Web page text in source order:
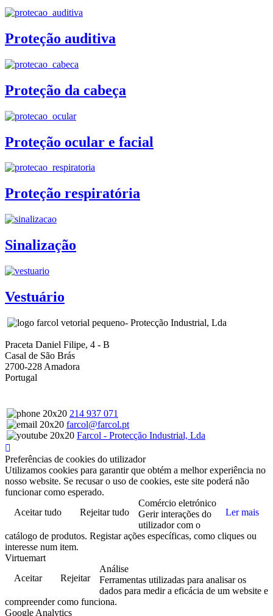
Proteção auditiva
Proteção da cabeça
Proteção ocular e facial
Proteção respiratória
Sinalização
Vestuário
- Protecção Industrial, Lda
Praceta Daniel Filipe, 4 - B
Casal de São Brás
2700-228 Amadora
Portugal
214 937 071
farcol@farcol.pt
Farcol - Protecção Industrial, Lda
Preferências de cookies do utilizador
Utilizamos cookies para garantir que obtém a melhor experiência no
nosso website. Se recusar o uso de cookies, este site poderá não
funcionar como esperado.
Aceitar tudo
Rejeitar tudo Ler mais
Comércio eletrónico
Gerir interações do
utilizador com o
catálogo de produtos. Registar ações específicas, como cliques ou
interesse num item.
Virtuemart
Aceitar
Rejeitar
Análise
Ferramentas utilizadas para analisar os
dados para medir a eficácia de um website e
compreender como funciona.
Google Analytics